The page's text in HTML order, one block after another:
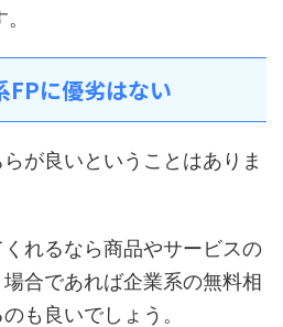
FPに優劣はない
が良いということはありま
れるなら商品やサービスの
合であれば企業系の無料相
も良いでしょう。